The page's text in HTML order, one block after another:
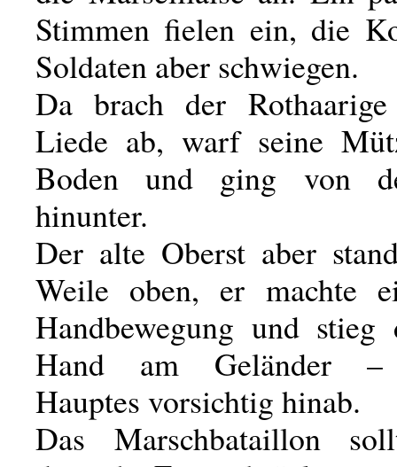
Stimmen fielen ein, die
Soldaten aber schwiegen.
Da brach der
Liede ab, warf seine
Boden und ging von
hinunter.
Der alte Oberst aber
Weile oben, er machte
Handbewegung und
Hand am Geländer –
Hauptes vorsichtig hinab.
Das Marschbataillon